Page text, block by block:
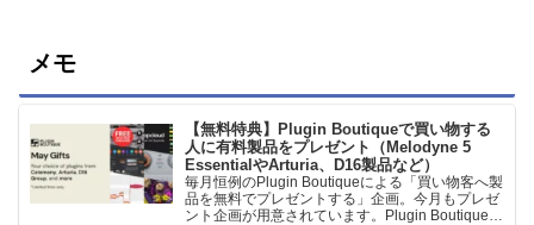
メモ
【無料特典】Plugin Boutiqueで買い物する
人に有料製品をプレゼント（Melodyne 5
EssentialやArturia、D16製品など）
毎月恒例のPlugin Boutiqueによる「買い物客へ製
品を無料でプレゼントする」企画。今月もプレゼ
ント企画が用意されています。Plugin Boutiqueで